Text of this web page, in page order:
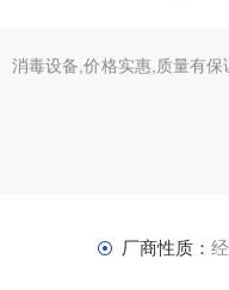
消毒设备,价格实惠,质量有
厂商性质：